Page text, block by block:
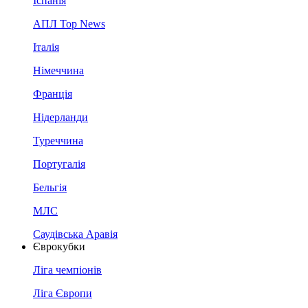
АПЛ Top News
Італія
Німеччина
Франція
Нідерланди
Туреччина
Португалія
Бельгія
МЛС
Саудівська Аравія
Єврокубки
Ліга чемпіонів
Ліга Європи